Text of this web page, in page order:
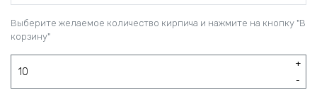
Выберите желаемое количество кирпича и нажмите на кнопку "В
корзину"
+
-